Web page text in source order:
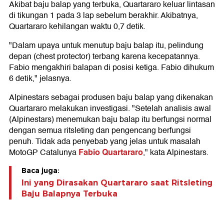
Akibat baju balap yang terbuka, Quartararo keluar lintasan
di tikungan 1 pada 3 lap sebelum berakhir. Akibatnya,
Quartararo kehilangan waktu 0,7 detik.
"Dalam upaya untuk menutup baju balap itu, pelindung
depan (chest protector) terbang karena kecepatannya.
Fabio mengakhiri balapan di posisi ketiga. Fabio dihukum
6 detik," jelasnya.
Alpinestars sebagai produsen baju balap yang dikenakan
Quartararo melakukan investigasi. "Setelah analisis awal
(Alpinestars) menemukan baju balap itu berfungsi normal
dengan semua ritsleting dan pengencang berfungsi
penuh. Tidak ada penyebab yang jelas untuk masalah
MotoGP CatalunyaFabio Quartararo," kata Alpinestars.
Baca juga:
Ini yang Dirasakan Quartararo saat Ritsleting
Baju Balapnya Terbuka